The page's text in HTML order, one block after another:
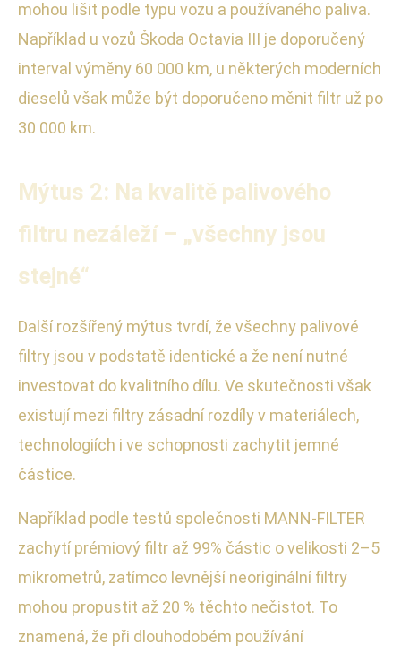
mohou lišit podle typu vozu a používaného paliva.
Například u vozů Škoda Octavia III je doporučený
interval výměny 60 000 km, u některých moderních
dieselů však může být doporučeno měnit filtr už po
30 000 km.
Mýtus 2: Na kvalitě palivového
filtru nezáleží – „všechny jsou
stejné“
Další rozšířený mýtus tvrdí, že všechny palivové
filtry jsou v podstatě identické a že není nutné
investovat do kvalitního dílu. Ve skutečnosti však
existují mezi filtry zásadní rozdíly v materiálech,
technologiích i ve schopnosti zachytit jemné
částice.
Například podle testů společnosti MANN-FILTER
zachytí prémiový filtr až 99% částic o velikosti 2–5
mikrometrů, zatímco levnější neoriginální filtry
mohou propustit až 20 % těchto nečistot. To
znamená, že při dlouhodobém používání